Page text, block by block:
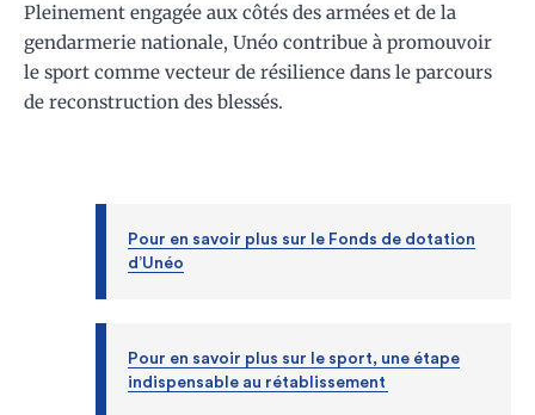
Pleinement engagée aux côtés des armées et de la
gendarmerie nationale, Unéo contribue à promouvoir
le sport comme vecteur de résilience dans le parcours
de reconstruction des blessés.
Pour en savoir plus sur le Fonds de dotation
d’Unéo
Pour en savoir plus sur le sport, une étape
indispensable au rétablissement